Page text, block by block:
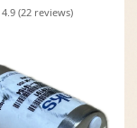
4.9 (22 reviews)